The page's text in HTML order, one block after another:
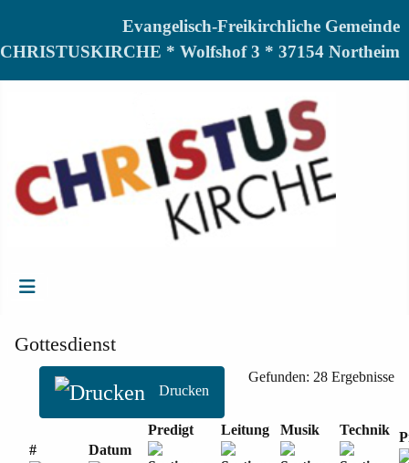
Evangelisch-Freikirchliche Gemeinde
CHRISTUSKIRCHE * Wolfshof 3 * 37154 Northeim
Gottesdienst
Gefunden: 28 Ergebnisse
Drucken
# Datum
Predigt Leitung Musik Technik